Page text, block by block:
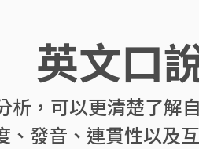
英文口
析，可以更清楚了解
、發音、連貫性以及